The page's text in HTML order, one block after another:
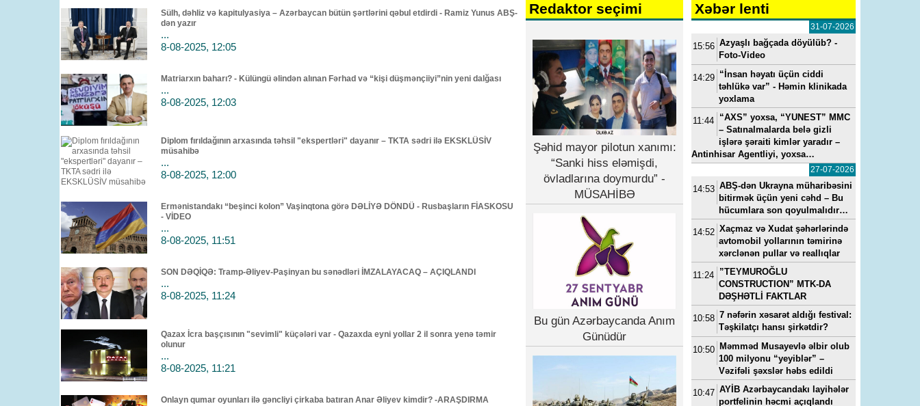
Sülh, dəhliz və kapitulyasiya – Azərbaycan bütün şərtlərini qəbul etdirdi - Ramiz Yunus ABŞ-
dən yazır
...
8-08-2025, 12:05
Matriarxın baharı? - Külüngü əlindən alınan Fərhad və “kişi düşmənçiiyi”nin yeni dalğası
...
8-08-2025, 12:03
Diplom fırıldağının arxasında təhsil "ekspertləri" dayanır – TKTA sədri ilə EKSKLÜSİV
müsahibə
...
8-08-2025, 12:00
Ermənistandakı “beşinci kolon” Vaşinqtona görə DƏLİYƏ DÖNDÜ - Rusbaşların FİASKOSU
- VİDEO
...
8-08-2025, 11:51
SON DƏQİQƏ: Tramp-Əliyev-Paşinyan bu sənədləri İMZALAYACAQ – AÇIQLANDI
...
8-08-2025, 11:24
Qazax İcra başçısının "sevimli" küçələri var - Qazaxda eyni yollar 2 il sonra yenə təmir
olunur
...
8-08-2025, 11:21
Onlayn qumar oyunları ilə gəncliyi çirkaba batıran Anar Əliyev kimdir? -ARAŞDIRMA
Redaktor seçimi
Şəhid mayor pilotun xanımı:
“Sanki hiss eləmişdi,
övladlarına doymurdu” -
MÜSAHİBƏ
Bu gün Azərbaycanda Anım
Günüdür
Xəbər lenti
31-07-2026
15:56 Azyaşlı bağçada döyülüb? -
Foto-Video
14:29 “İnsan həyatı üçün ciddi
təhlükə var” - Həmin klinikada
yoxlama
11:44 “AXS” yoxsa, “YUNEST” MMC
– Satınalmalarda belə gizli
işlərə şəraiti kimlər yaradır –
Antinhisar Agentliyi, yoxsa…
27-07-2026
14:53 ABŞ-dən Ukrayna müharibəsini
bitirmək üçün yeni cəhd – Bu
hücumlara son qoyulmalıdır…
14:52 Xaçmaz və Xudat şəhərlərində
avtomobil yollarının təmirinə
xərclənən pullar və reallıqlar
11:24 ”TEYMUROĞLU
CONSTRUCTION” MTK-DA
DƏŞHƏTLİ FAKTLAR
10:58 7 nəfərin xəsarət aldığı festival:
Təşkilatçı hansı şirkətdir?
10:50 Məmməd Musayevlə əlbir olub
100 milyonu “yeyiblər” –
Vəzifəli şəxslər həbs edildi
10:47 AYİB Azərbaycandakı layihələr
portfelinin həcmi açıqlandı